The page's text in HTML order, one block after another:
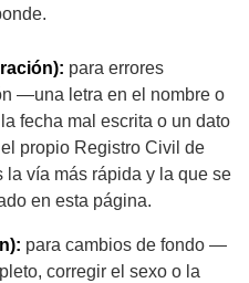
para errores
—una letra en el nombre o
fecha mal escrita o un dato
propio Registro Civil de
la vía más rápida y la que se
en esta página.
para cambios de fondo —
corregir el sexo o la